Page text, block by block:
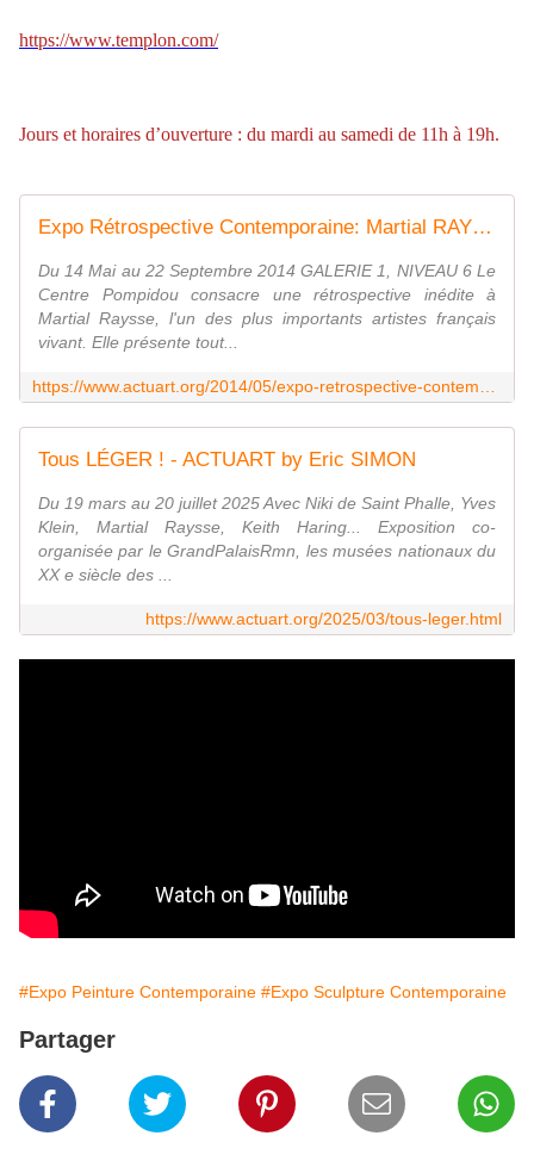
https://www.templon.com/
Jours et horaires d’ouverture : du mardi au samedi de 11h à 19h.
Expo Rétrospective Contemporaine: Martial RAYSSE "RÉTROSPECTIVE 1960 - 2014" - ACTUART by Eric SIMON
Du 14 Mai au 22 Septembre 2014 GALERIE 1, NIVEAU 6 Le
Centre Pompidou consacre une rétrospective inédite à
Martial Raysse, l'un des plus importants artistes français
vivant. Elle présente tout...
Tous LÉGER ! - ACTUART by Eric SIMON
Du 19 mars au 20 juillet 2025 Avec Niki de Saint Phalle, Yves
Klein, Martial Raysse, Keith Haring... Exposition co-
organisée par le GrandPalaisRmn, les musées nationaux du
XX e siècle des ...
https://www.actuart.org/2025/03/tous-leger.html
#Expo Peinture Contemporaine #Expo Sculpture Contemporaine
Partager